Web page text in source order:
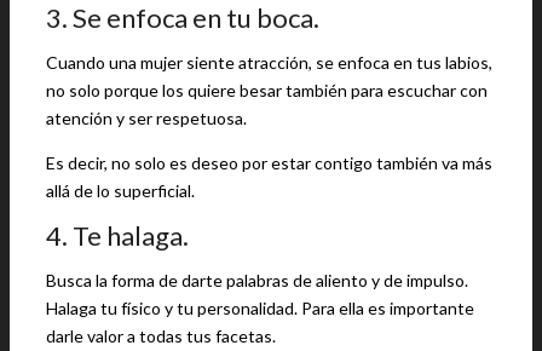
3. Se enfoca en tu boca.
Cuando una mujer siente atracción, se enfoca en tus labios,
no solo porque los quiere besar también para escuchar con
atención y ser respetuosa.
Es decir, no solo es deseo por estar contigo también va más
allá de lo superficial.
4. Te halaga.
Busca la forma de darte palabras de aliento y de impulso.
Halaga tu físico y tu personalidad. Para ella es importante
darle valor a todas tus facetas.